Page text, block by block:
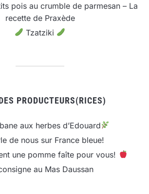
pois au crumble de parmesan – La
recette de Praxède
Tzatziki
PRODUCTEURS(RICES)
aux herbes d’Edouard
de nous sur France bleue!
une pomme faîte pour vous!
au Mas Daussan